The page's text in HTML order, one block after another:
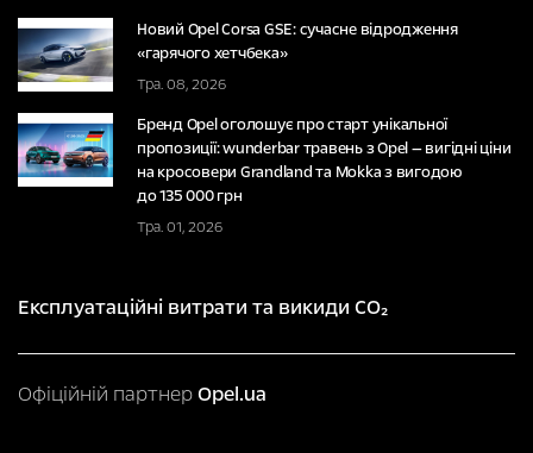
Новий Opel Corsa GSE: сучасне відродження
«гарячого хетчбека»
Тра. 08, 2026
Бренд Opel оголошує про старт унікальної
пропозиції: wunderbar травень з Opel — вигідні ціни
на кросовери Grandland та Mokka з вигодою
до 135 000 грн
Тра. 01, 2026
Експлуатаційні витрати та викиди CO₂
Офіційній партнерOpel.ua